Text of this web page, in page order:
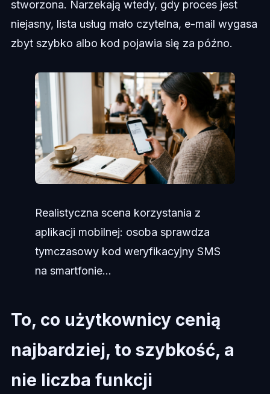
stworzona. Narzekają wtedy, gdy proces jest
niejasny, lista usług mało czytelna, e-mail wygasa
zbyt szybko albo kod pojawia się za późno.
Realistyczna scena korzystania z
aplikacji mobilnej: osoba sprawdza
tymczasowy kod weryfikacyjny SMS
na smartfonie...
To, co użytkownicy cenią
najbardziej, to szybkość, a
nie liczba funkcji